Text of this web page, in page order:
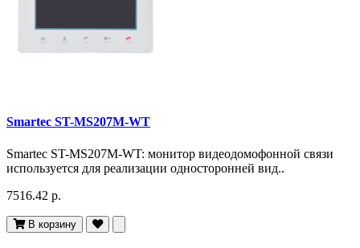
Smartec ST-MS207M-WT
Smartec ST-MS207M-WT: монитор видеодомофонной связи
используется для реализации односторонней вид..
7516.42 р.
В корзину